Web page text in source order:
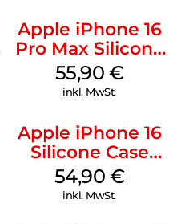
Apple iPhone 16
Pro Max Silicone
Case MagSafe
Stone Gray
55,90 €
inkl. MwSt.
Apple iPhone 16
Silicone Case
MagSafe Black
54,90 €
inkl. MwSt.